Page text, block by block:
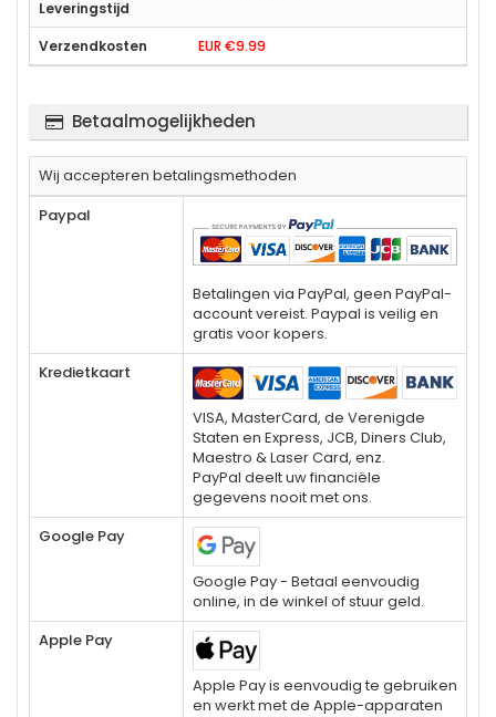
EUR €9.99
Betaalmogelijkheden
Wij accepteren betalingsmethoden
Paypal
Betalingen via PayPal, geen PayPal-
account vereist. Paypal is veilig en
gratis voor kopers.
Kredietkaart
VISA, MasterCard, de Verenigde
Staten en Express, JCB, Diners Club,
Maestro & Laser Card, enz.
PayPal deelt uw financiële
gegevens nooit met ons.
Google Pay
Google Pay - Betaal eenvoudig
online, in de winkel of stuur geld.
Apple Pay
Apple Pay is eenvoudig te gebruiken
en werkt met de Apple-apparaten